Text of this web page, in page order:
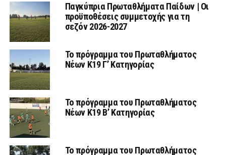
Παγκύπρια Πρωταθλήματα Παίδων | Οι
προϋποθέσεις συμμετοχής για τη
σεζόν 2026-2027
Το πρόγραμμα του Πρωταθλήματος
Νέων Κ19 Γ’ Κατηγορίας
Το πρόγραμμα του Πρωταθλήματος
Νέων Κ19 Β’ Κατηγορίας
Το πρόγραμμα του Πρωταθλήματος